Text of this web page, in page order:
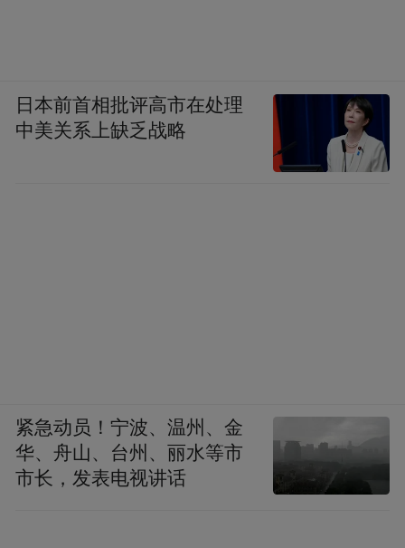
日本前首相批评高市在处理
中美关系上缺乏战略
紧急动员！宁波、温州、金
华、舟山、台州、丽水等市
市长，发表电视讲话